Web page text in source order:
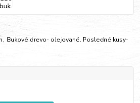
Bukové drevo- olejované. Posledné kusy-